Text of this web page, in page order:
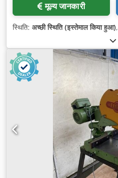
मूल्य जानकारी
स्थिति: अच्छी स्थिति (इस्तेमाल किया हुआ),